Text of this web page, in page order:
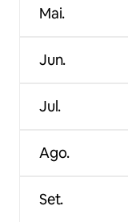
Mai.
Jun.
Jul.
Ago.
Set.